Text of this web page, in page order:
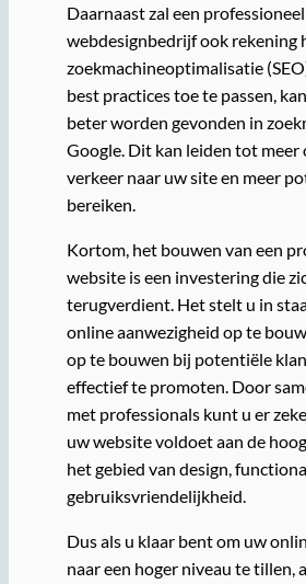
Daarnaast zal een professioneel
webdesignbedrijf ook rekening
zoekmachineoptimalisatie
best practices toe te passen,
beter worden gevonden in
Google. Dit kan leiden tot meer
verkeer naar uw site en meer
bereiken.
Kortom, het bouwen van een
website is een investering die
terugverdient. Het stelt u in
online aanwezigheid op te
op te bouwen bij potentiële
effectief te promoten. Door
met professionals kunt u er
uw website voldoet aan de
het gebied van design,
gebruiksvriendelijkheid.
Dus als u klaar bent om uw
naar een hoger niveau te tillen,